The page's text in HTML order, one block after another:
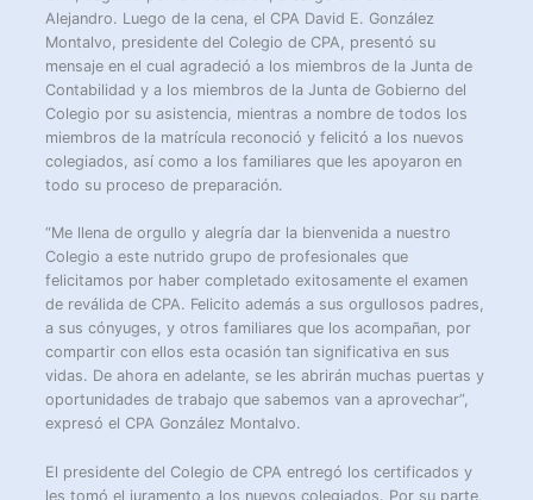
Alejandro. Luego de la cena, el CPA David E. González
Montalvo, presidente del Colegio de CPA, presentó su
mensaje en el cual agradeció a los miembros de la Junta de
Contabilidad y a los miembros de la Junta de Gobierno del
Colegio por su asistencia, mientras a nombre de todos los
miembros de la matrícula reconoció y felicitó a los nuevos
colegiados, así como a los familiares que les apoyaron en
todo su proceso de preparación.
“Me llena de orgullo y alegría dar la bienvenida a nuestro
Colegio a este nutrido grupo de profesionales que
felicitamos por haber completado exitosamente el examen
de reválida de CPA. Felicito además a sus orgullosos padres,
a sus cónyuges, y otros familiares que los acompañan, por
compartir con ellos esta ocasión tan significativa en sus
vidas. De ahora en adelante, se les abrirán muchas puertas y
oportunidades de trabajo que sabemos van a aprovechar”,
expresó el CPA González Montalvo.
El presidente del Colegio de CPA entregó los certificados y
les tomó el juramento a los nuevos colegiados. Por su parte,